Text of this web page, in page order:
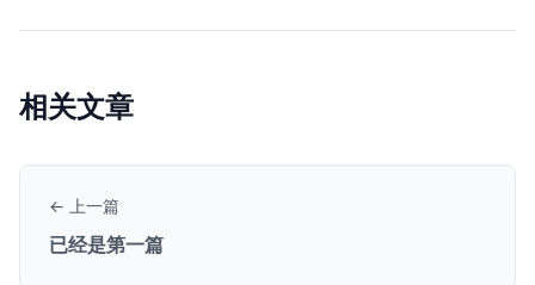
相关文章
← 上一篇
已经是第一篇